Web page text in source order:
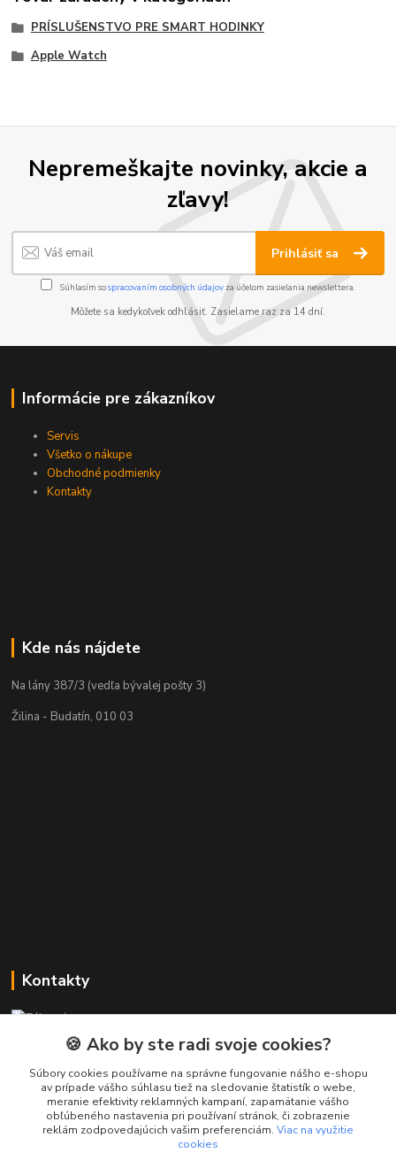
PRÍSLUŠENSTVO PRE SMART HODINKY
Apple Watch
Nepremeškajte novinky, akcie a
zľavy!
Prihlásiť sa
Súhlasím sospracovaním osobných údajov za účelom zasielania newslettera.
Môžete sa kedykoľvek odhlásiť. Zasielame raz za 14 dní.
Informácie pre zákazníkov
Servis
Všetko o nákupe
Obchodné podmienky
Kontakty
Kde nás nájdete
Na lány 387/3 (vedľa bývalej pošty 3)
Žilina - Budatín, 010 03
Kontakty
+421 911 010 560
Po-Pia, 13-17 hod.
info@presmartfon.sk
🍪 Ako by ste radi svoje cookies?
Súbory cookies používame na správne fungovanie nášho e-shopu
av prípade vášho súhlasu tiež na sledovanie štatistík o webe,
meranie efektivity reklamných kampaní, zapamätanie vášho
obľúbeného nastavenia pri používaní stránok, či zobrazenie
reklám zodpovedajúcich vašim preferenciám. Viac na využitie
cookies